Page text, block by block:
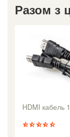
Разом з
HDMI кабель